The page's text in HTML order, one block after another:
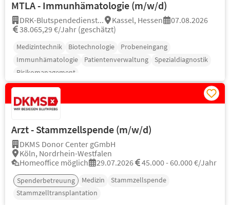
MTLA - Immunhämatologie (m/w/d)
DRK-Blutspendedienst... Kassel, Hessen
07.08.2026
38.065,29 €/Jahr (geschätzt)
Medizintechnik Biotechnologie
Probeneingang
Immunhämatologie
Patientenverwaltung
Spezialdiagnostik
Risikomanagement
Arzt - Stammzellspende (m/w/d)
DKMS Donor Center gGmbH
Köln, Nordrhein-Westfalen
Homeoffice möglich
29.07.2026 45.000 - 60.000 €/Jahr
Spenderbetreuung Medizin
Stammzellspende
Stammzelltransplantation